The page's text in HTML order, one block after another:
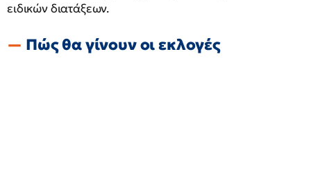
ειδικών διατάξεων.
Πώς θα γίνουν οι εκλογές